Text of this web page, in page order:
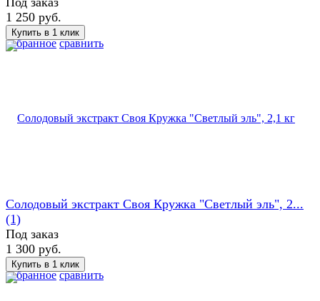
избранное сравнить
1 250 руб.
избранное сравнить
Солодовый экстракт Своя Кружка "Светлый эль", 2...
(1)
Под заказ
1 300 руб.